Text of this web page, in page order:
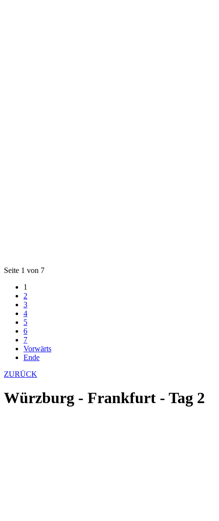
Seite 1 von 7
1
2
3
4
5
6
7
Vorwärts
Ende
ZURÜCK
Würzburg - Frankfurt - Tag 2